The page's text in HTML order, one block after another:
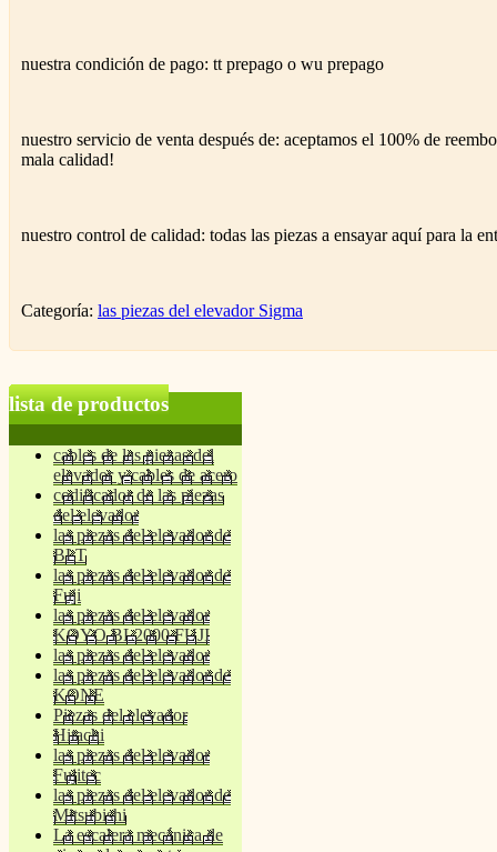
nuestra condición de pago: tt prepago o wu prepago
nuestro servicio de venta después de: aceptamos el 100% de
mala calidad!
nuestro control de calidad: todas las piezas a ensayar aquí para la
Categoría: las piezas del elevador Sigma
lista de productos
cables de las piezas del
elevador y cables de acero
codificador de las piezas
del elevador
las piezas del elevador de
BLT
las piezas del elevador de
Fuji
las piezas del elevador
KOYO BL2000 FUJI
las piezas del elevador
las piezas del elevador de
KONE
Piezas del elevador
Hitachi
las piezas del elevador
Fujitec
las piezas del elevador de
Mitsubishi
La escalera mecánica de